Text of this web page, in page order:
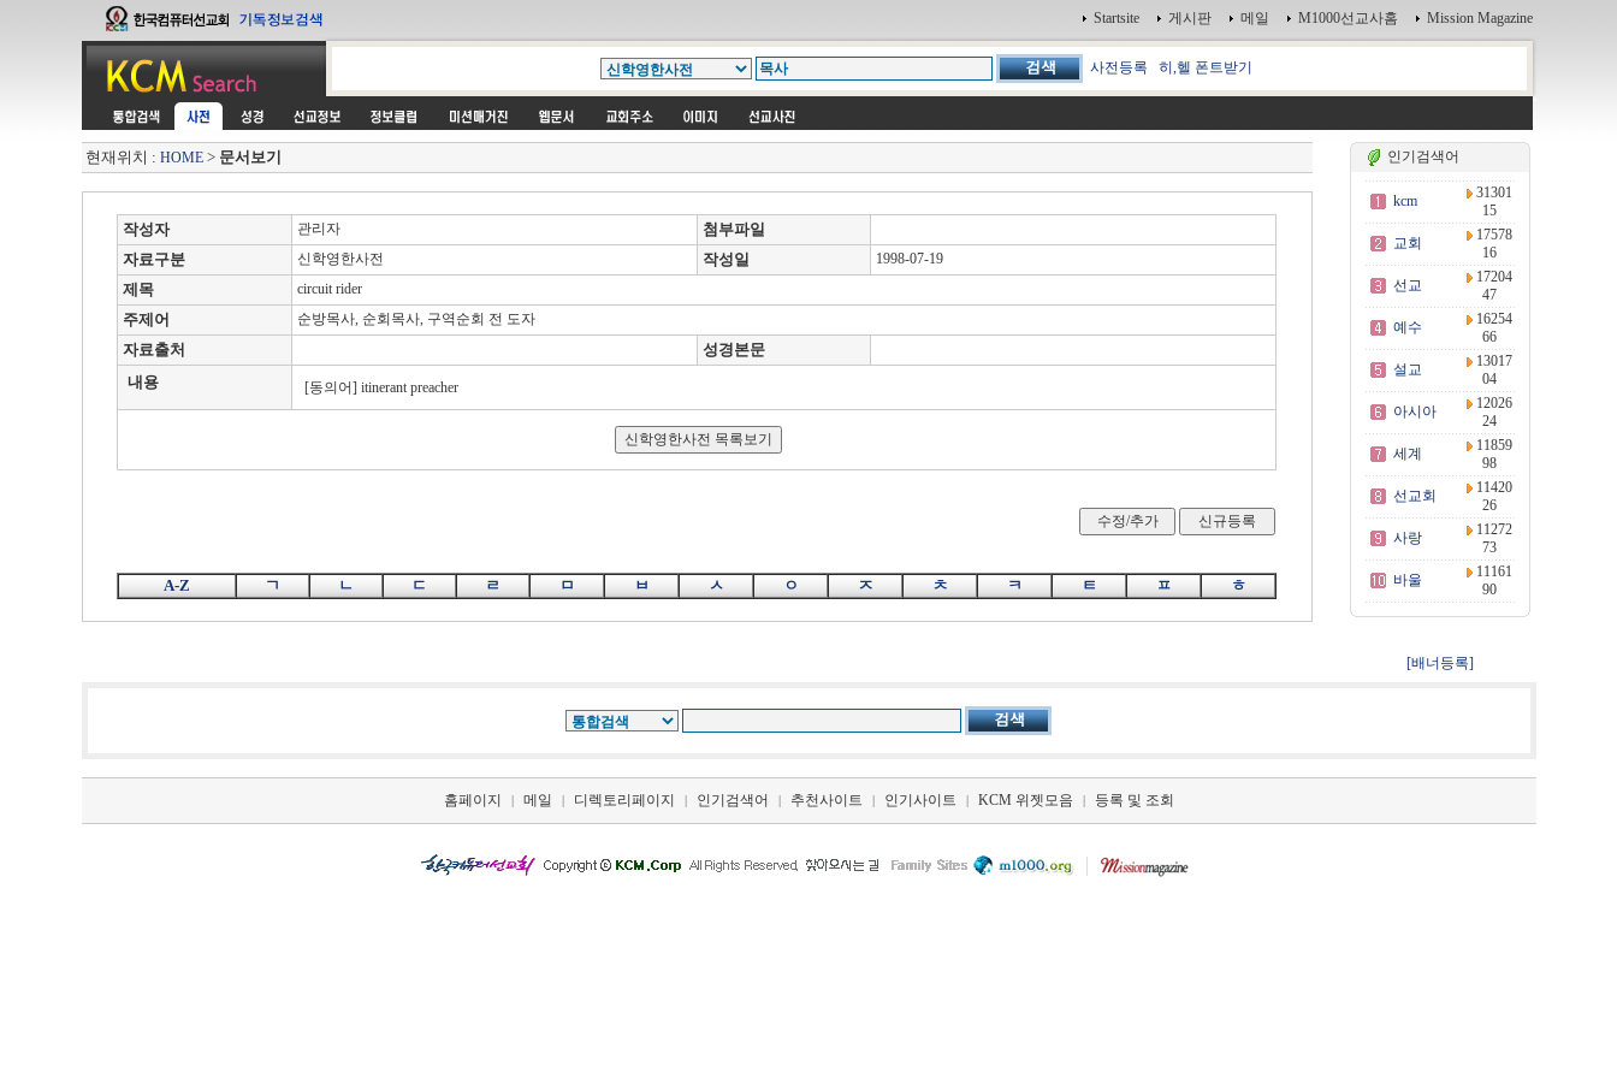
Startsite 게시판 메일 M1000선교사홈 Mission Magazine
사전등록 히,헬 폰트받기
현재위치 : HOME> 문서보기
작성자 관리자
첨부파일
자료구분
신학영한사전 작성일 1998-07-19
제목 circuit rider
주제어 순방목사, 순회목사, 구역순회 전 도자
자료출처
성경본문
내용
[동의어] itinerant preacher
A-Z ㄱ ㄴ ㄷ ㄹ ㅁ ㅂ ㅅ ㅇ ㅈ ㅊ ㅋ ㅌ ㅍ ㅎ
인기검색어
kcm
31301
15
교회
17578
16
선교
17204
47
예수
16254
66
설교
13017
04
아시아
12026
24
세계
11859
98
선교회
11420
26
사랑
11272
73
바울
11161
90
[배너등록]
홈페이지 | 메일 | 디렉토리페이지 | 인기검색어 | 추천사이트 | 인기사이트 | KCM 위젯모음 | 등록 및 조회